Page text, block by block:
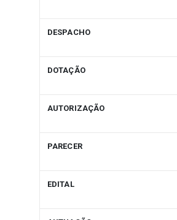
DESPACHO
DOTAÇÃO
AUTORIZAÇÃO
PARECER
EDITAL